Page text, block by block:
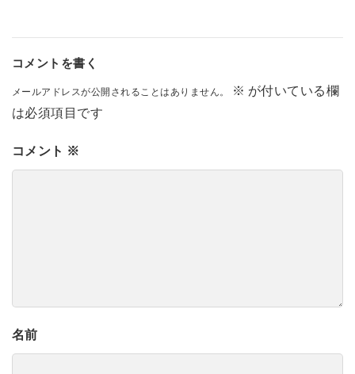
コメントを書く
メールアドレスが公開されることはありません。 ※ が付いている欄
は必須項目です
コメント ※
名前